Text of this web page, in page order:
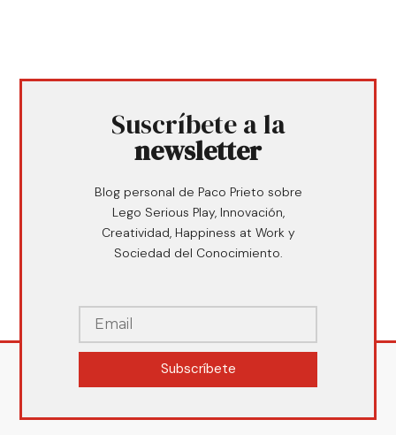
Suscríbete a la
newsletter
Blog personal de Paco Prieto sobre
Lego Serious Play, Innovación,
Creatividad, Happiness at Work y
Sociedad del Conocimiento.
Subscríbete